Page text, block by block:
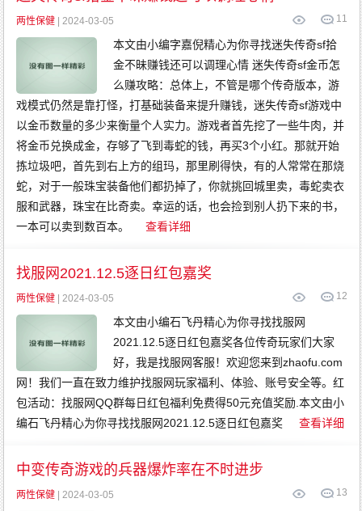
11
两性保健 | 2024-03-05
本文由小编字嘉倪精心为你寻找迷失传奇sf拾
金不昧赚钱还可以调理心情 迷失传奇sf金币怎
么赚攻略：总体上，不管是哪个传奇版本，游
戏模式仍然是靠打怪，打基础装备来提升赚钱，迷失传奇sf游戏中
以金币数量的多少来衡量个人实力。游戏者首先挖了一些牛肉，并
将金币兑换成金，存够了飞到毒蛇的钱，再买3个小红。那就开始
拣垃圾吧，首先到右上方的组玛，那里刷得快，有的人常常在那烧
蛇，对于一般珠宝装备他们都扔掉了，你就挑回城里卖，毒蛇卖衣
服和武器，珠宝在比奇卖。幸运的话，也会捡到别人扔下来的书，
一本可以卖到数百本。
查看详细
找服网2021.12.5逐日红包嘉奖
12
两性保健 | 2024-03-05
本文由小编石飞丹精心为你寻找找服网
2021.12.5逐日红包嘉奖各位传奇玩家们大家
好，我是找服网客服！欢迎您来到zhaofu.com
网！我们一直在致力维护找服网玩家福利、体验、账号安全等。红
包活动：找服网QQ群每日红包福利免费得50元充值奖励.本文由小
编石飞丹精心为你寻找找服网2021.12.5逐日红包嘉奖
查看详细
中变传奇游戏的兵器爆炸率在不时进步
13
两性保健 | 2024-03-05